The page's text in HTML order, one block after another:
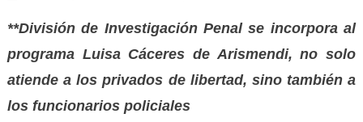
**División de Investigación Penal se incorpora al
programa Luisa Cáceres de Arismendi, no solo
atiende a los privados de libertad, sino también a
los funcionarios policiales